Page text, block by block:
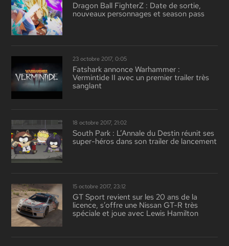
Dragon Ball FighterZ : Date de sortie,
nouveaux personnages et season pass
23 octobre 2017, 0:05
Fatshark annonce Warhammer :
Vermintide II avec un premier trailer très
sanglant
18 octobre 2017, 21:02
South Park : L’Annale du Destin réunit ses
super-héros dans son trailer de lancement
15 octobre 2017, 23:12
GT Sport revient sur les 20 ans de la
licence, s’offre une Nissan GT-R très
spéciale et joue avec Lewis Hamilton